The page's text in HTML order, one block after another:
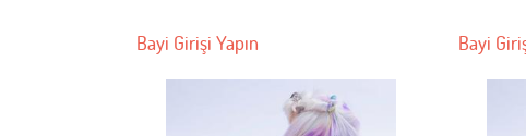
Bayi Girişi Yapın Bayi